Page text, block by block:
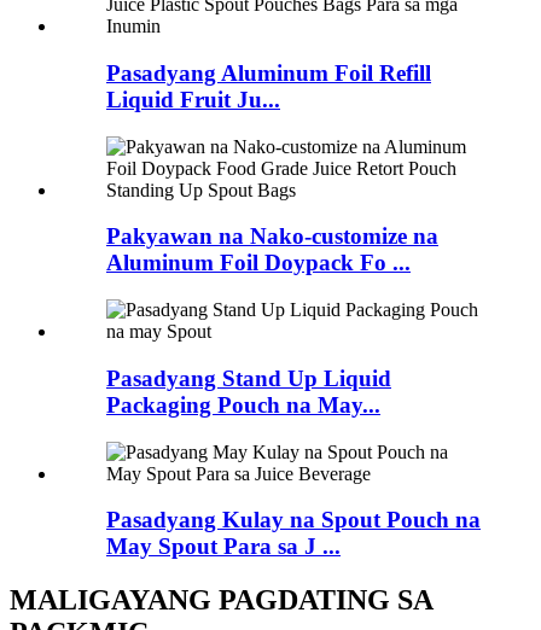
Pasadyang Aluminum Foil Refill
Liquid Fruit Ju...
Pakyawan na Nako-customize na
Aluminum Foil Doypack Fo ...
Pasadyang Stand Up Liquid
Packaging Pouch na May...
Pasadyang Kulay na Spout Pouch na
May Spout Para sa J ...
MALIGAYANG PAGDATING SA